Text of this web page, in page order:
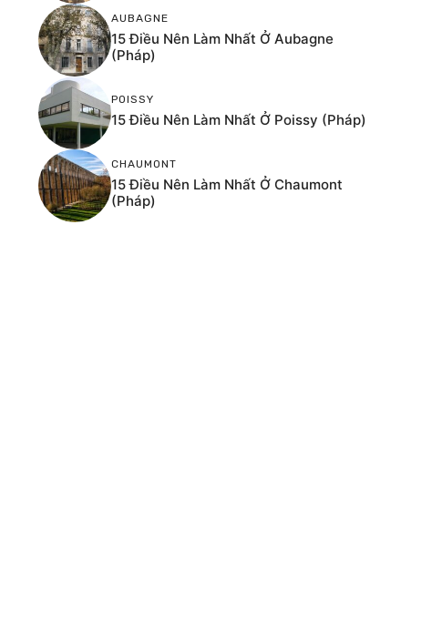
AUBAGNE
15 Điều Nên Làm Nhất Ở Aubagne
(Pháp)
POISSY
15 Điều Nên Làm Nhất Ở Poissy (Pháp)
CHAUMONT
15 Điều Nên Làm Nhất Ở Chaumont
(Pháp)